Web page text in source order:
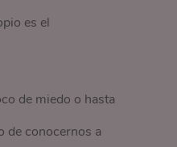
es el
de miedo o hasta
de conocernos a